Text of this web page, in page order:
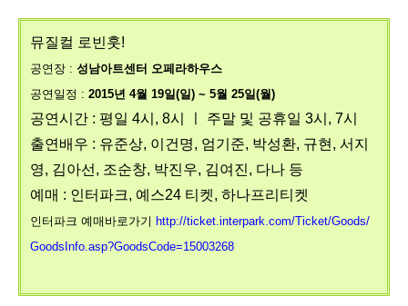
뮤질컬 로빈훗!
공연장 : 성남아트센터 오페라하우스
공연일정 : 2015년 4월 19일(일) ~ 5월 25일(월)
공연시간 : 평일 4시, 8시 ㅣ 주말 및 공휴일 3시, 7시
출연배우 : 유준상, 이건명, 엄기준, 박성환, 규현, 서지
영, 김아선, 조순창, 박진우, 김여진, 다나 등
예매 : 인터파크, 예스24 티켓, 하나프리티켓
인터파크 예매바로가기 http://ticket.interpark.com/Ticket/Goods/
GoodsInfo.asp?GoodsCode=15003268